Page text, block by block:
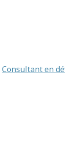
Consultant en